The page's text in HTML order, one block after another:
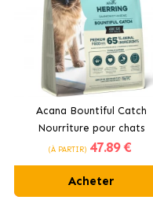
Acana Bountiful Catch
Nourriture pour chats
adultes au saumon sauvage
(À PARTIR) 47.89 €
Acheter